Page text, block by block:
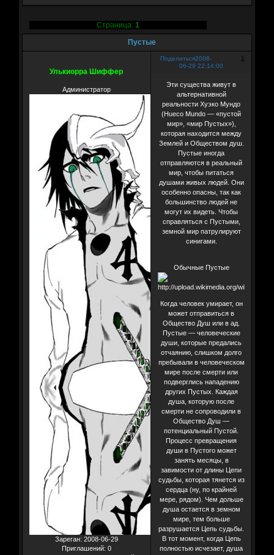
Пустые
Страница:1
Поделиться 1
2008-
06-29 22:14:00
Улькиорра Шиффер
Администратор
Зареган: 2008-06-29
Приглашений: 0
Эти существа живут в
альтернативной
реальности Хуэко Мундо
(Hueco Mundo — «пустой
мир», «мир Пустых»),
которая находится между
Землей и Обществом душ.
Пустые иногда
отправляются в реальный
мир, чтобы питаться
душами живых людей. Они
особенно опасны, так как
большинство людей не
могут их видеть. Чтобы
справляться с Пустыми,
земной мир патрулируют
синигами.
Обычные Пустые
Когда человек умирает, он
может отправиться в
Общество Душ или в ад.
Пустые — человеческие
души, которые предались
отчаянию, слишком долго
пребывали в человеческом
мире после смерти или
подверглись нападению
других Пустых. Каждая
душа, которую после
смерти не сопроводили в
Общество Душ —
потенциальный Пустой.
Процесс превращения
души в Пустого может
занять месяцы, в
завимости от длины Цепи
судьбы, которая тянется из
сердца (ну, по крайней
мере, рядом). Чем дольше
душа остается в земном
мире, тем больше
разрушается Цепь судьбы.
В тот момент, когда Цепь
полностью исчезает, душа